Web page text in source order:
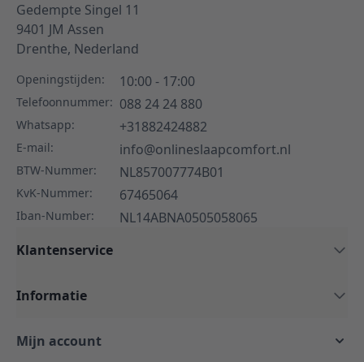
Gedempte Singel 11
9401 JM Assen
Drenthe, Nederland
Openingstijden: 10:00 - 17:00
Telefoonnummer: 088 24 24 880
Whatsapp: +31882424882
E-mail: info@onlineslaapcomfort.nl
BTW-Nummer: NL857007774B01
KvK-Nummer: 67465064
Iban-Number:
NL14ABNA0505058065
Klantenservice
Informatie
Mijn account